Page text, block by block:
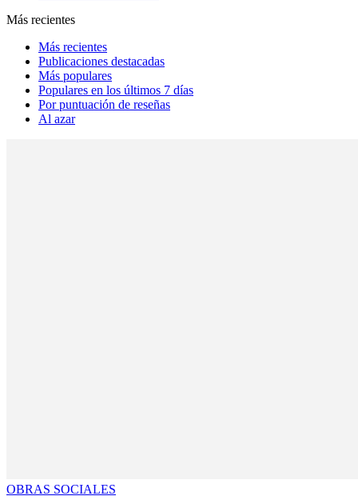
Más recientes
Más recientes
Publicaciones destacadas
Más populares
Populares en los últimos 7 días
Por puntuación de reseñas
Al azar
OBRAS SOCIALES